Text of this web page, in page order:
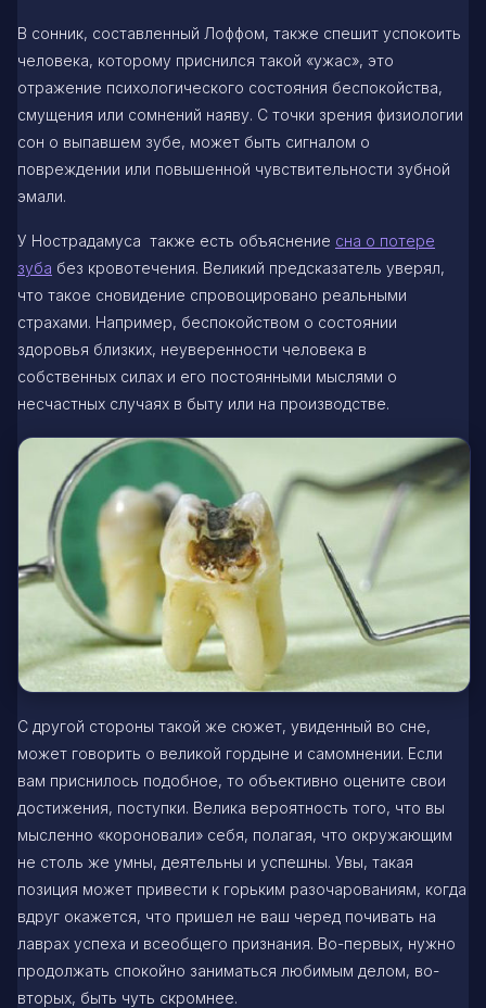
В сонник, составленный Лоффом, также спешит успокоить
человека, которому приснился такой «ужас», это
отражение психологического состояния беспокойства,
смущения или сомнений наяву. С точки зрения физиологии
сон о выпавшем зубе, может быть сигналом о
повреждении или повышенной чувствительности зубной
эмали.
У Нострадамуса также есть объяснение сна о потере
зуба без кровотечения. Великий предсказатель уверял,
что такое сновидение спровоцировано реальными
страхами. Например, беспокойством о состоянии
здоровья близких, неуверенности человека в
собственных силах и его постоянными мыслями о
несчастных случаях в быту или на производстве.
С другой стороны такой же сюжет, увиденный во сне,
может говорить о великой гордыне и самомнении. Если
вам приснилось подобное, то объективно оцените свои
достижения, поступки. Велика вероятность того, что вы
мысленно «короновали» себя, полагая, что окружающим
не столь же умны, деятельны и успешны. Увы, такая
позиция может привести к горьким разочарованиям, когда
вдруг окажется, что пришел не ваш черед почивать на
лаврах успеха и всеобщего признания. Во-первых, нужно
продолжать спокойно заниматься любимым делом, во-
вторых, быть чуть скромнее.